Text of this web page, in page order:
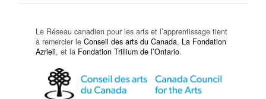
Le Réseau canadien pour les arts et l’apprentissage tient
à remercier le Conseil des arts du Canada, La Fondation
Azrieli, et la Fondation Trillium de l’Ontario.